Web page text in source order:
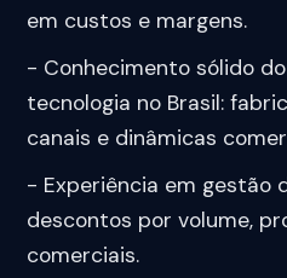
em custos e margens.
- Conhecimento sólido
tecnologia no Brasil:
canais e dinâmicas
- Experiência em gestão
descontos por volume,
comerciais.